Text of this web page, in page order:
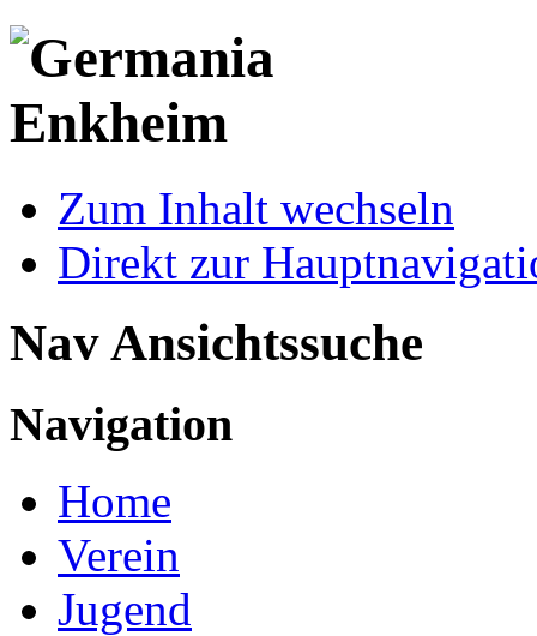
Zum Inhalt wechseln
Direkt zur
Nav Ansichtssuche
Navigation
Home
Verein
Jugend